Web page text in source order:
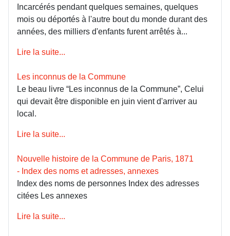
Incarcérés pendant quelques semaines, quelques
mois ou déportés à l'autre bout du monde durant des
années, des milliers d'enfants furent arrêtés à...
Lire la suite...
Les inconnus de la Commune
Le beau livre “Les inconnus de la Commune”, Celui
qui devait être disponible en juin vient d'arriver au
local.
Lire la suite...
Nouvelle histoire de la Commune de Paris, 1871
- Index des noms et adresses, annexes
Index des noms de personnes Index des adresses
citées Les annexes
Lire la suite...